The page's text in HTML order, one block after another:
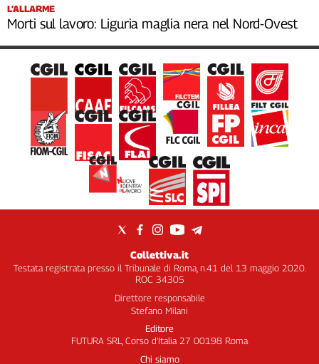
L’ALLARME
Morti sul lavoro: Liguria maglia nera nel Nord-Ovest
Collettiva.it
Testata registrata presso il Tribunale di Roma, n.41 del 13 maggio 2020.
ROC 34305
Direttore responsabile
Stefano Milani
Editore
FUTURA SRL, Corso d’Italia 27 00198 Roma
Chi siamo